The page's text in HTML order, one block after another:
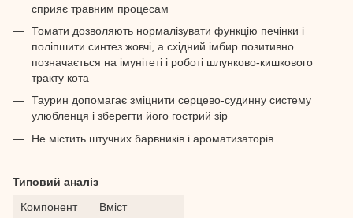
сприяє травним процесам
Томати дозволяють нормалізувати функцію печінки і
поліпшити синтез жовчі, а східний імбир позитивно
позначається на імунітеті і роботі шлунково-кишкового
тракту кота
Таурин допомагає зміцнити серцево-судинну систему
улюбленця і зберегти його гострий зір
Не містить штучних барвників і ароматизаторів.
Типовий аналіз
Компонент
Вміст